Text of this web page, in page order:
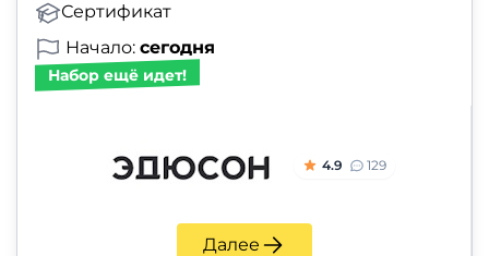
Сертификат
Начало: сегодня
Набор ещё идет!
4.9 129
Далее